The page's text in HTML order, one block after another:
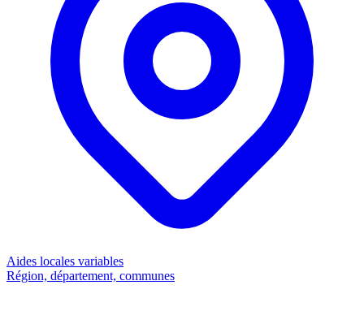
Aides locales variables
Région, département, communes